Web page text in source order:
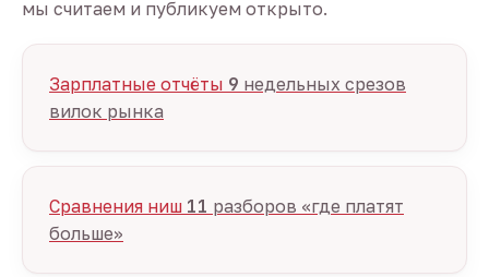
мы считаем и публикуем открыто.
Зарплатные отчёты 9 недельных срезов
вилок рынка
Сравнения ниш 11 разборов «где платят
больше»